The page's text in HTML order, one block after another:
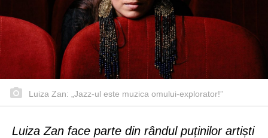
Luiza Zan: „Jazz-ul este muzica omului-explorator!”
Luiza Zan face parte din rândul puținilor artiști